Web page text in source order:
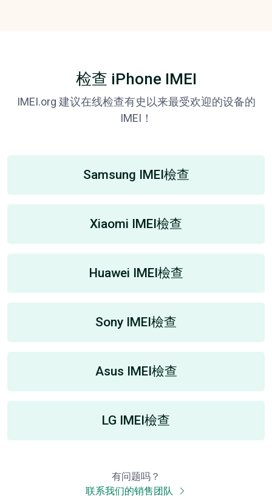
检查 iPhone IMEI
IMEI.org 建议在线检查有史以来最受欢迎的设备的
IMEI！
Samsung IMEI檢查
Xiaomi IMEI檢查
Huawei IMEI檢查
Sony IMEI檢查
Asus IMEI檢查
LG IMEI檢查
有问题吗？
联系我们的销售团队